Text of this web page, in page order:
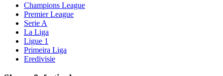
Champions League
Premier League
Serie A
La Liga
Ligue 1
Primeira Liga
Eredivisie